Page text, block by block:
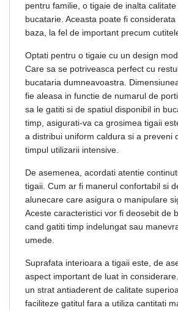
pentru familie, o tigaie de inalta
bucatarie. Aceasta poate fi
baza, la fel de important precum
Optati pentru o tigaie cu un design
Care sa se potriveasca perfect cu
bucataria dumneavoastra.
fie aleasa in functie de numarul de
sa le gatiti si de spatiul disponibil in
timp, asigurati-va ca grosimea tigaii
a distribui uniform caldura si a preveni
timpul utilizarii intensive.
De asemenea, acordati atentie
tigaii. Cum ar fi manerul confortabil si
alunecare care asigura o manipulare
Aceste caracteristici vor fi deosebit de
cand gatiti timp indelungat sau
umede.
Suprafata interioara a tigaii este, de
aspect important de luat in
un strat antiaderent de calitate
faciliteze gatitul fara a utiliza cantitati